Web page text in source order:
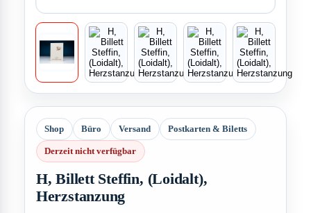
Shop Büro Versand Postkarten & Biletts
Derzeit nicht verfügbar
H, Billett Steffin, (Loidalt),
Herzstanzung